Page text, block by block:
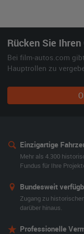
Rücken Sie
Bei film-autos.com
Hauptrollen zu
Einzigartige
Mehr als 4.300
Fundus für Ihre
Bundesweit
Zugang zu
darüber hinaus.
Professionelle